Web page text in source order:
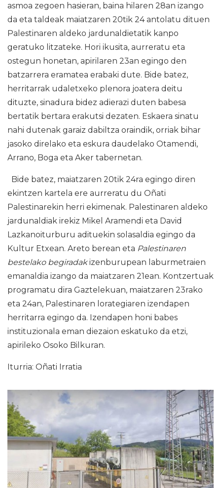
asmoa zegoen hasieran, baina hilaren 28an izango
da eta taldeak maiatzaren 20tik 24 antolatu dituen
Palestinaren aldeko jardunaldietatik kanpo
geratuko litzateke. Hori ikusita, aurreratu eta
ostegun honetan, apirilaren 23an egingo den
batzarrera eramatea erabaki dute. Bide batez,
herritarrak udaletxeko plenora joatera deitu
dituzte, sinadura bidez adierazi duten babesa
bertatik bertara erakutsi dezaten. Eskaera sinatu
nahi dutenak garaiz dabiltza oraindik, orriak bihar
jasoko direlako eta eskura daudelako Otamendi,
Arrano, Boga eta Aker tabernetan.
Bide batez, maiatzaren 20tik 24ra egingo diren
ekintzen kartela ere aurreratu du Oñati
Palestinarekin herri ekimenak. Palestinaren aldeko
jardunaldiak irekiz Mikel Aramendi eta David
Lazkanoiturburu adituekin solasaldia egingo da
Kultur Etxean. Areto berean eta Palestinaren
bestelako begiradakizenburupean laburmetraien
emanaldia izango da maiatzaren 21ean. Kontzertuak
programatu dira Gaztelekuan, maiatzaren 23rako
eta 24an, Palestinaren lorategiaren izendapen
herritarra egingo da. Izendapen honi babes
instituzionala eman diezaion eskatuko da etzi,
apirileko Osoko Bilkuran.
Iturria: Oñati Irratia